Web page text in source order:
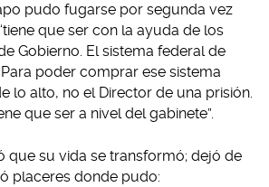
pudo fugarse por segunda vez
que ser con la ayuda de los
Gobierno. El sistema federal de
poder comprar ese sistema
lo alto, no el Director de una prisión.
que ser a nivel del gabinete”.
que su vida se transformó; dejó de
placeres donde pudo: